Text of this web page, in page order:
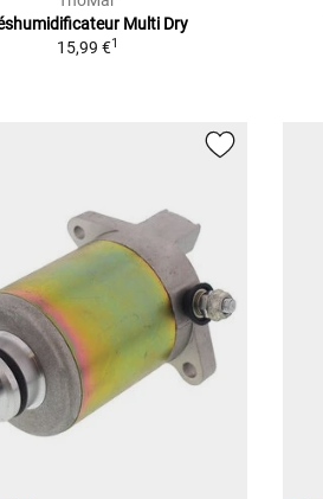
Multi Dry
15,99 €1